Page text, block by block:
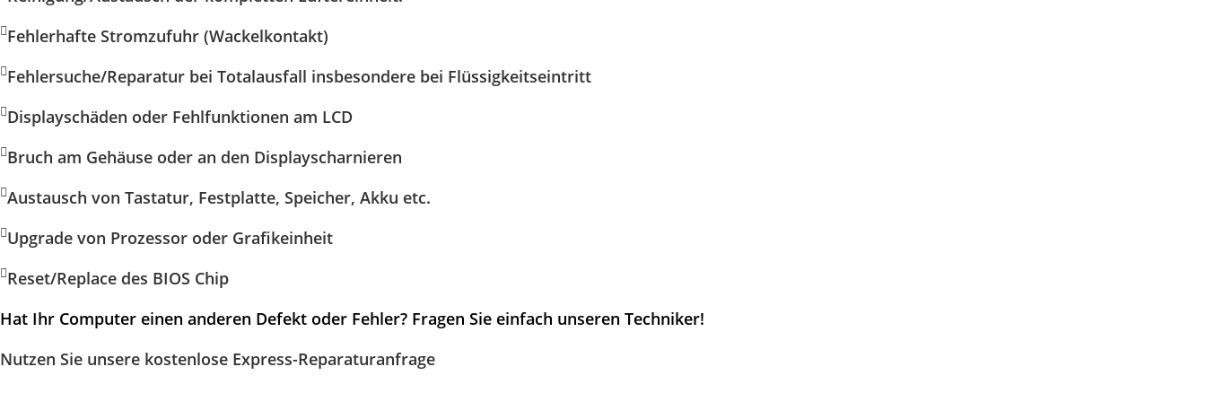
Fehlerhafte Stromzufuhr (Wackelkontakt)
Fehlersuche/Reparatur bei Totalausfall insbesondere bei Flüssigkeitseintritt
Displayschäden oder Fehlfunktionen am LCD
Bruch am Gehäuse oder an den Displayscharnieren
Austausch von Tastatur, Festplatte, Speicher, Akku etc.
Upgrade von Prozessor oder Grafikeinheit
Reset/Replace des BIOS Chip
Hat Ihr Computer einen anderen Defekt oder Fehler? Fragen Sie einfach unseren Techniker!
Nutzen Sie unsere kostenlose Express-Reparaturanfrage